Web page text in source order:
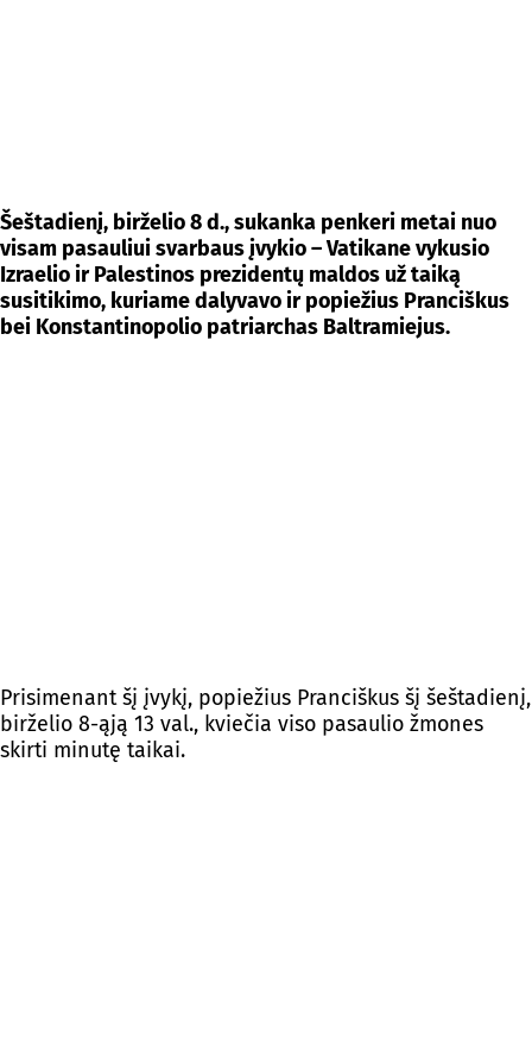
Šeštadienį, birželio 8 d., sukanka penkeri metai nuo
visam pasauliui svarbaus įvykio – Vatikane vykusio
Izraelio ir Palestinos prezidentų maldos už taiką
susitikimo, kuriame dalyvavo ir popiežius Pranciškus
bei Konstantinopolio patriarchas Baltramiejus.
Prisimenant šį įvykį, popiežius Pranciškus šį šeštadienį,
birželio 8-ąją 13 val., kviečia viso pasaulio žmones
skirti minutę taikai.